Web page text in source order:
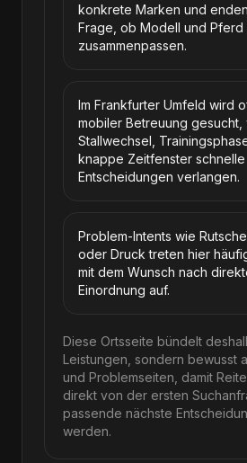
konkrete Marken und
Frage, ob Modell und Pferd
zusammenpassen.
Im Frankfurter Umfeld wird
mobiler Betreuung gesucht,
Stallwechsel,
knappe Zeitfenster schnelle
Entscheidungen verlangen.
Problem-Intents wie
oder Druck treten hier
mit dem Wunsch nach
Einordnung auf.
Diese Ortsseite bündelt
Leistungen, sondern bewusst
und Problemseiten, damit
direkt von der ersten
passende nächste
werden.